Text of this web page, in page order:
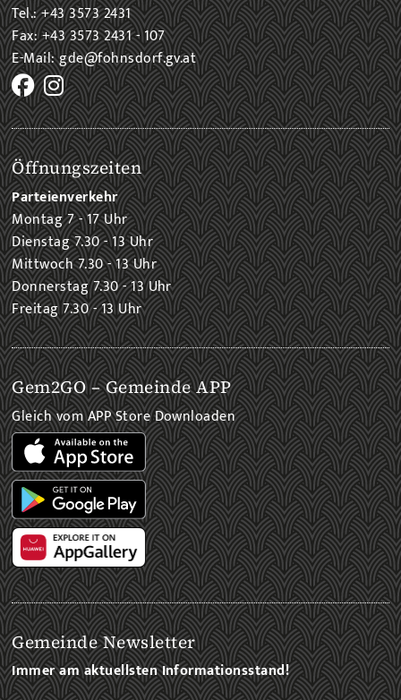
Tel.: +43 3573 2431
Fax: +43 3573 2431 - 107
E-Mail: gde@fohnsdorf.gv.at
Öffnungszeiten
Parteienverkehr
Montag 7 - 17 Uhr
Dienstag 7.30 - 13 Uhr
Mittwoch 7.30 - 13 Uhr
Donnerstag 7.30 - 13 Uhr
Freitag 7.30 - 13 Uhr
Gem2GO – Gemeinde APP
Gleich vom APP Store Downloaden
Gemeinde Newsletter
Immer am aktuellsten Informationsstand!